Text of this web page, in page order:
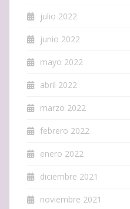
julio 2022
junio 2022
mayo 2022
abril 2022
marzo 2022
febrero 2022
enero 2022
diciembre 2021
noviembre 2021